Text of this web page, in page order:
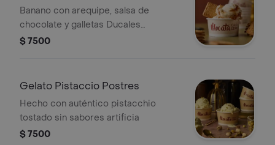
Postres
Banano con arequipe, salsa de
chocolate y galletas Ducales
Tentación
$ 7500
Gelato Pistaccio Postres
Hecho con auténtico pistacchio
tostado sin sabores artificia
$ 7500